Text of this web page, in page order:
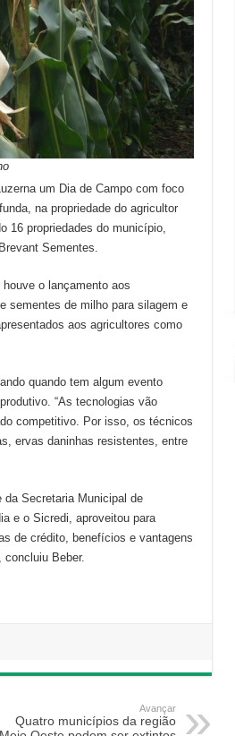
um Dia de Campo com foco
na propriedade do agricultor
16 propriedades do município,
Sementes.
o lançamento aos
sementes de milho para silagem e
aos agricultores como
quando tem algum evento
“As tecnologias vão
competitivo. Por isso, os técnicos
ervas daninhas resistentes, entre
da Secretaria Municipal de
e o Sicredi, aproveitou para
de crédito, benefícios e vantagens
Beber.
Avançar
Quatro municípios da região